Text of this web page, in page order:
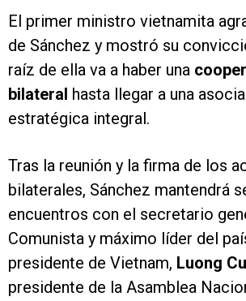
El primer ministro vietnamita
de Sánchez y mostró su
raíz de ella va a haber una
bilateral hasta llegar a una
estratégica integral.
Tras la reunión y la firma de los
bilaterales, Sánchez mantendrá
encuentros con el secretario
Comunista y máximo líder del
presidente de Vietnam, Luong
presidente de la Asamblea